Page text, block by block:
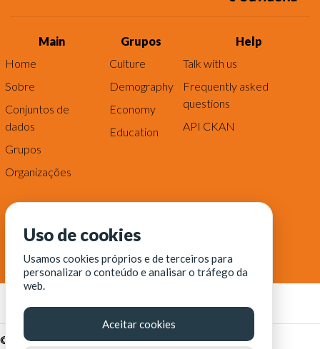
Main
Home
Sobre
Conjuntos de
dados
Grupos
Organizações
Grupos
Culture
Demography
Economy
Education
Help
Talk with us
Frequently asked
questions
API CKAN
© Fortaleza Digital || CITINOVA - Fundação de Ciência,
Uso de cookies
Usamos cookies próprios e de terceiros para
personalizar o conteúdo e analisar o tráfego da
web.
Aceitar cookies